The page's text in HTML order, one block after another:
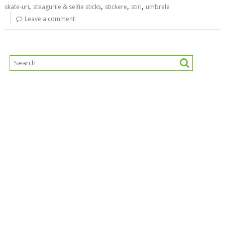
skate-uri, steagurile & selfie sticks, stickere, stiri, umbrele
Leave a comment